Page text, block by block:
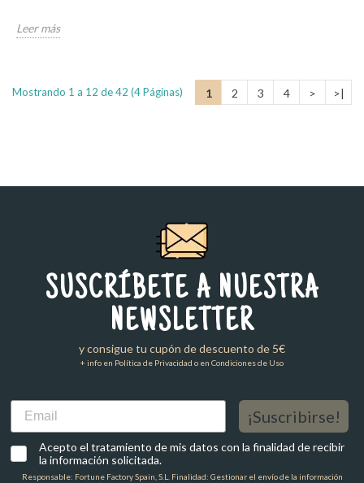
Leer más
1 2 3 4 > >|
Mostrando 1 a 12 de 42 (4 Páginas)
SUSCRÍBETE A NUESTRA
NEWSLETTER
y consigue tu cupón de descuento de 5€
+ info en Política de Privacidad o en Condiciones de Uso
Email
¡Suscribirse!
Acepto el tratamiento de mis datos con la finalidad de recibir
la información solicitada.
Responsable: Fortune Factory Spain, S.L. Finalidad: Gestionar el envío de la información